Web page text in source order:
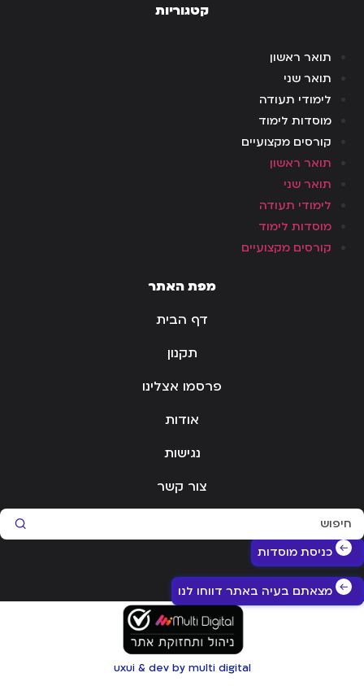
קטגוריות
תואר ראשון
תואר שני
לימודי תעודה
מוסדות לימוד
קורסים מקצועיים
תואר ראשון
תואר שני
לימודי תעודה
מוסדות לימוד
קורסים מקצועיים
מפת האתר
דף הבית
תקנון
פרסמו אצלינו
אודות
נגישות
צור קשר
כניסת מוסדות
מצאתם בעיה באתר דווחו לנו
uxui & dev by multi digital